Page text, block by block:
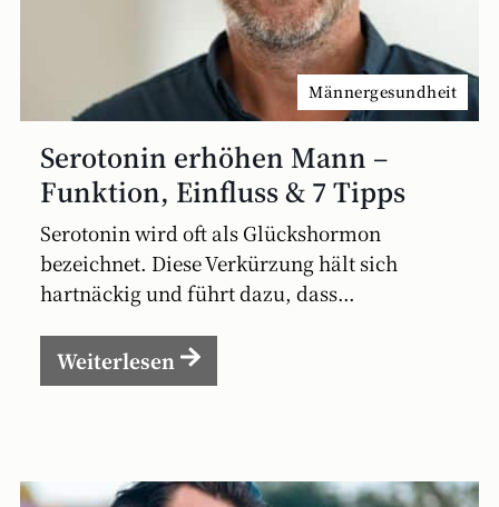
Männergesundheit
Serotonin erhöhen Mann –
Funktion, Einfluss & 7 Tipps
Serotonin wird oft als Glückshormon
bezeichnet. Diese Verkürzung hält sich
hartnäckig und führt dazu, dass...
Weiterlesen